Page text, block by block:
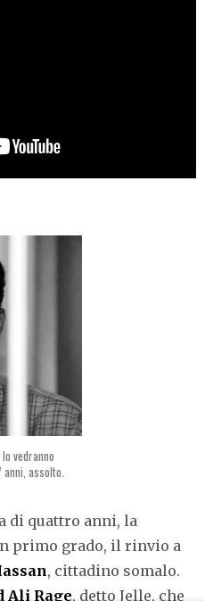
vedranno
assolto.
di quattro anni, la
primo grado, il rinvio a
, cittadino somalo.
Ali Rage, detto Jelle, che